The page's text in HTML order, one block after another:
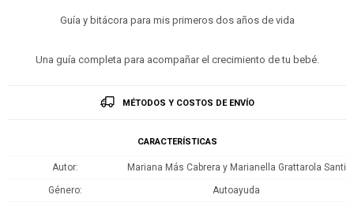
Guía y bitácora para mis primeros dos años de vida
Una guía completa para acompañar el crecimiento de tu bebé.
MÉTODOS Y COSTOS DE ENVÍO
CARACTERÍSTICAS
Autor Mariana Más Cabrera y Marianella Grattarola Santi
Género Autoayuda